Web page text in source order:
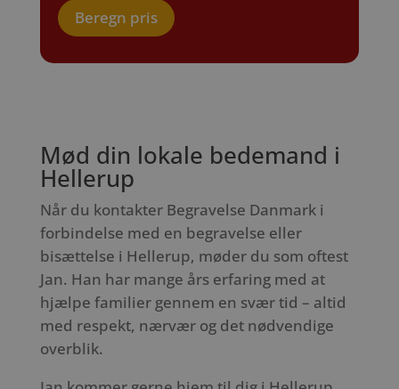
Beregn pris
Mød din lokale bedemand i
Hellerup
Når du kontakter Begravelse Danmark i
forbindelse med en begravelse eller
bisættelse i Hellerup, møder du som oftest
Jan. Han har mange års erfaring med at
hjælpe familier gennem en svær tid – altid
med respekt, nærvær og det nødvendige
overblik.